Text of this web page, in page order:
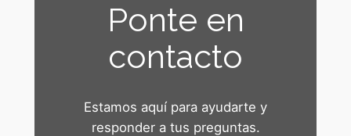
Ponte en
contacto
Estamos aquí para ayudarte y
responder a tus preguntas.